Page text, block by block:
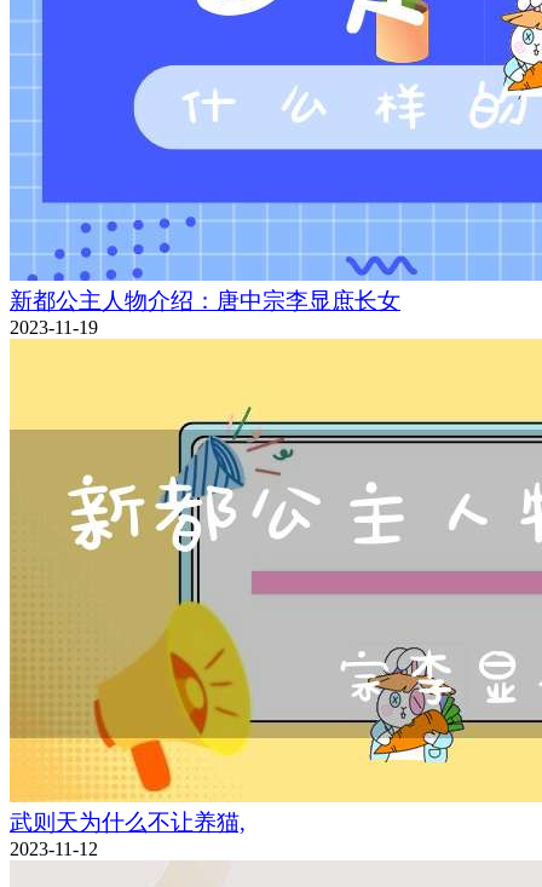
新都公主人物介绍：唐中宗李显庶长女
2023-11-19
武则天为什么不让养猫,
2023-11-12